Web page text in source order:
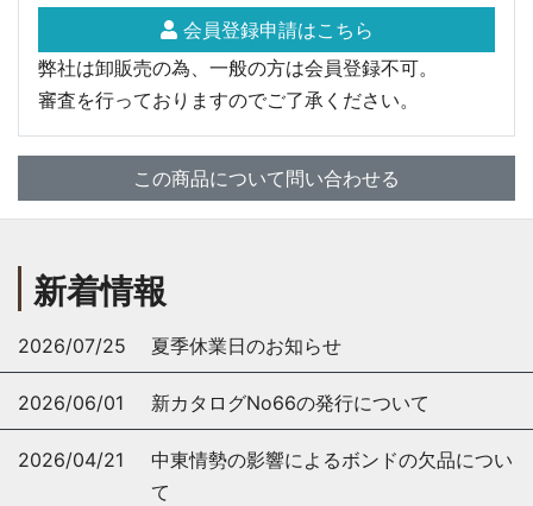
会員登録申請はこちら
弊社は卸販売の為、一般の方は会員登録不可。
審査を行っておりますのでご了承ください。
この商品について問い合わせる
新着情報
2026/07/25 夏季休業日のお知らせ
2026/06/01 新カタログNo66の発行について
2026/04/21
中東情勢の影響によるボンドの欠品につい
て